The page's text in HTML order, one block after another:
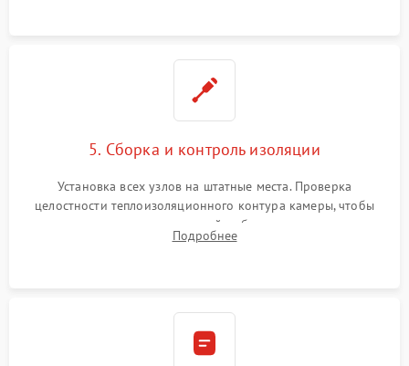
5. Сборка и контроль изоляции
Установка всех узлов на штатные места. Проверка
целостности теплоизоляционного контура камеры, чтобы
исключить перегрев кухонной мебели и потерю тепла.
Надежная фиксация клемм и сборка корпуса шкафа.
Подробнее